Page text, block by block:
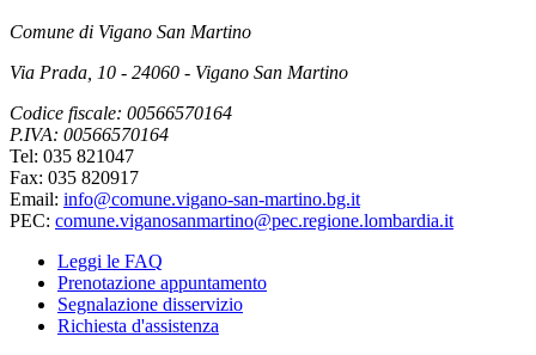
Comune di Vigano San Martino
Via Prada, 10 - 24060 - Vigano San Martino
Codice fiscale: 00566570164
P.IVA: 00566570164
Tel: 035 821047
Fax: 035 820917
Email: info@comune.vigano-san-martino.bg.it
PEC: comune.viganosanmartino@pec.regione.lombardia.it
Leggi le FAQ
Prenotazione appuntamento
Segnalazione disservizio
Richiesta d'assistenza